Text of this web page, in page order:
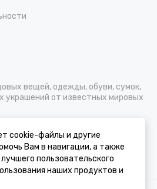
вещей, одежды, обуви, сумок,
украшений от известных мировых
cookie-файлы и другие
Вам в навигации, а также
пользовательского
наших продуктов и